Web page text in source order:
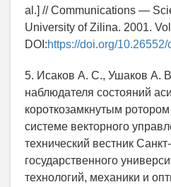
al.] // Communications —
University of Zilina. 2001.
DOI:https://doi.org/
5. Исаков А. С., Ушаков А.
наблюдателя состояний
короткозамкнутым
системе векторного
технический вестник
государственного
технологий, механики и